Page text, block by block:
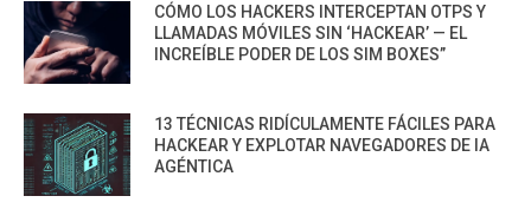
CÓMO LOS HACKERS INTERCEPTAN OTPS Y
LLAMADAS MÓVILES SIN ‘HACKEAR’ — EL
INCREÍBLE PODER DE LOS SIM BOXES”
13 TÉCNICAS RIDÍCULAMENTE FÁCILES PARA
HACKEAR Y EXPLOTAR NAVEGADORES DE IA
AGÉNTICA